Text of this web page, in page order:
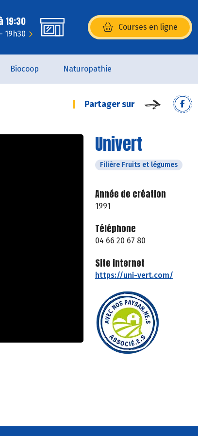
19:30
19h30
Courses en ligne
(s’ouvre dans une nouvelle
Biocoop Naturopathie
Partager sur
Univert
Filière Fruits et légumes
Année de création
1991
Téléphone
04 66 20 67 80
Site internet
https://uni-vert.com/